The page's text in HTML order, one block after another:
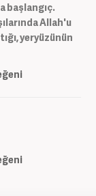
başlangıç.
Allah'u
yeryüzünün